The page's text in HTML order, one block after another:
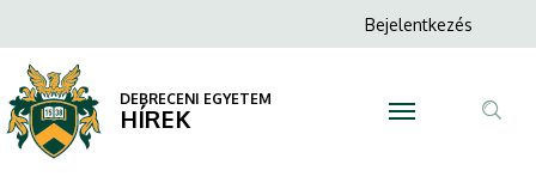
GTK
a
tartalomra
Anonim
menüje
Bejelentkezés
DEBRECENI EGYETEM
HÍREK